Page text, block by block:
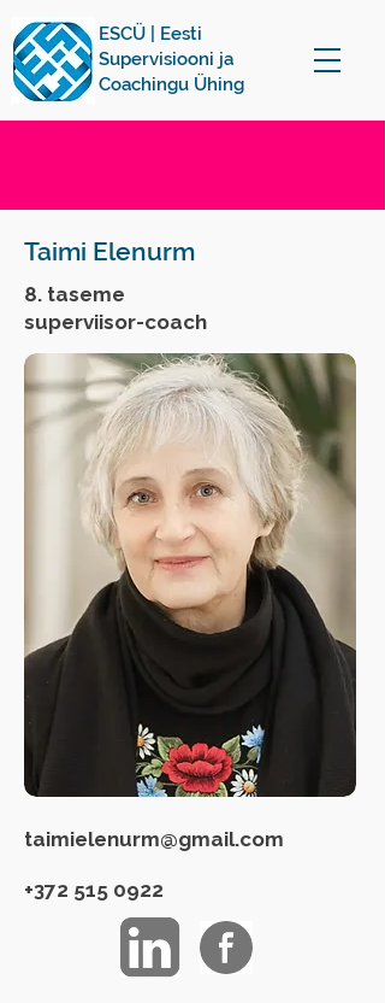
ESCÜ | Eesti
Supervisiooni ja
Coachingu Ühing
Taimi Elenurm
8. taseme
superviisor-coach
taimielenurm@gmail.com
+372 515 0922